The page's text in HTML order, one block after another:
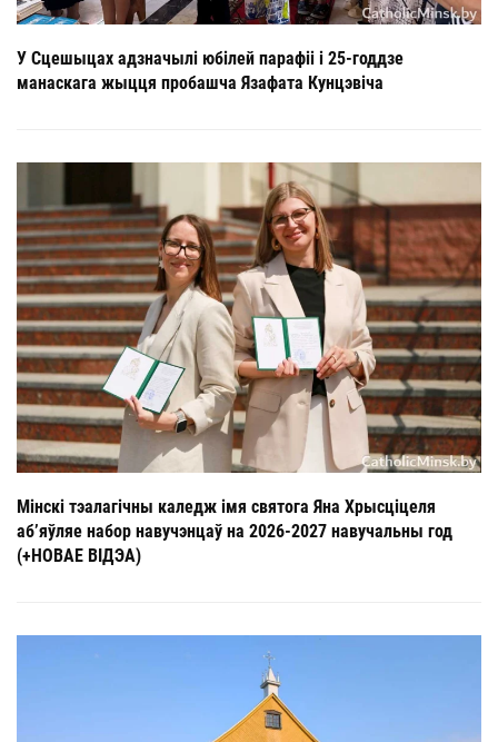
У Сцешыцах адзначылі юбілей парафіі і 25-годдзе
манаскага жыцця пробашча Язафата Кунцэвіча
Мінскі тэалагічны каледж імя святога Яна Хрысціцеля
аб’яўляе набор навучэнцаў на 2026-2027 навучальны год
(+НОВАЕ ВІДЭА)